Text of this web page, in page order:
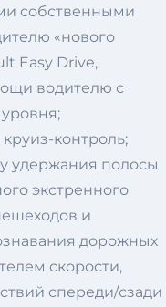
собственными
«нового
Easy Drive,
водителю с
контроль;
удержания полосы
экстренного
и
дорожных
скорости,
спереди/сзади